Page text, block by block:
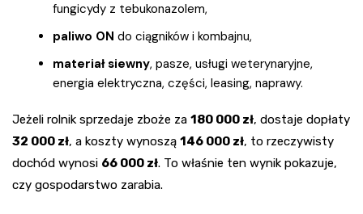
fungicydy z tebukonazolem,
paliwo ON do ciągników i kombajnu,
materiał siewny, pasze, usługi weterynaryjne,
energia elektryczna, części, leasing, naprawy.
Jeżeli rolnik sprzedaje zboże za 180 000 zł, dostaje dopłaty
32 000 zł, a koszty wynoszą 146 000 zł, to rzeczywisty
dochód wynosi 66 000 zł. To właśnie ten wynik pokazuje,
czy gospodarstwo zarabia.